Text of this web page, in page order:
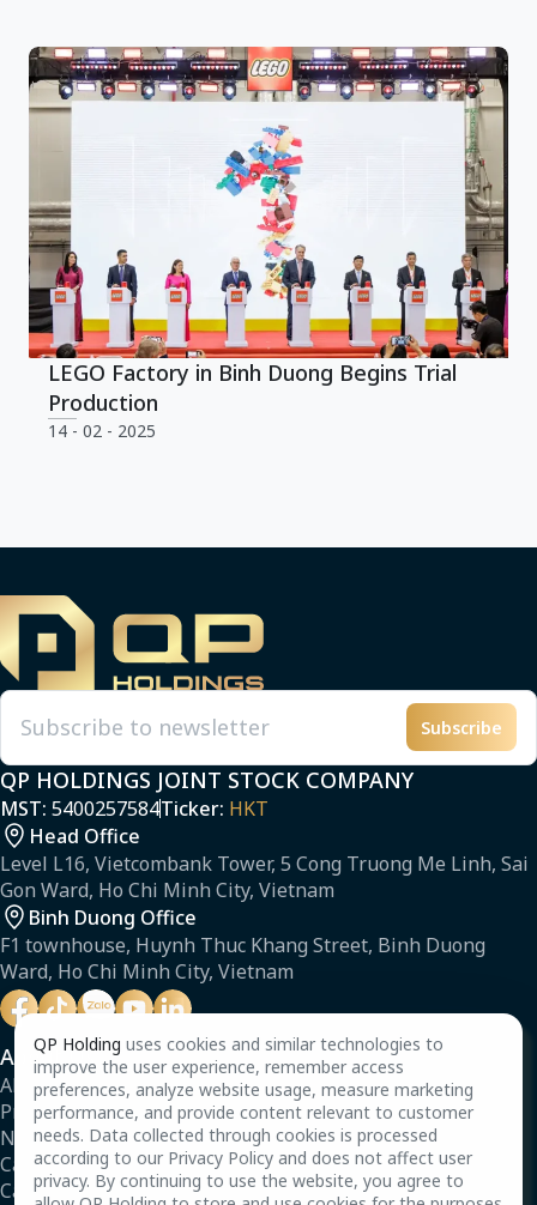
LEGO Factory in Binh Duong Begins Trial
Production
14 - 02 - 2025
Email Subscribe
QP HOLDINGS JOINT STOCK COMPANY
MST: 5400257584Ticker: HKT
Head Office
Level L16, Vietcombank Tower, 5 Cong Truong Me Linh, Sai
Gon Ward, Ho Chi Minh City, Vietnam
Binh Duong Office
F1 townhouse, Huynh Thuc Khang Street, Binh Duong
Ward, Ho Chi Minh City, Vietnam
About Us
About
Projects
News
Careers
Capability Profile
QP Holding uses cookies and similar technologies to
improve the user experience, remember access
preferences, analyze website usage, measure marketing
performance, and provide content relevant to customer
needs. Data collected through cookies is processed
according to our Privacy Policy and does not affect user
privacy. By continuing to use the website, you agree to